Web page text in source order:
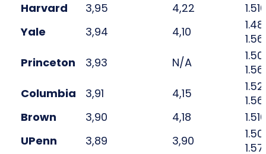
Harvard
3,95 4,22
Yale
3,94 4,10
Princeton
3,93 N/A
Columbia
3,91 4,15
Brown
3,90 4,18
UPenn
3,89 3,90